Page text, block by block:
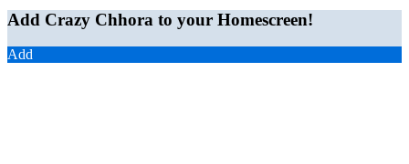
Add Crazy Chhora to your Homescreen!
Add